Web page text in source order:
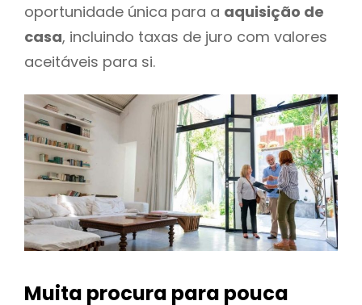
oportunidade única para a aquisição de
casa, incluindo taxas de juro com valores
aceitáveis para si.
Muita procura para pouca